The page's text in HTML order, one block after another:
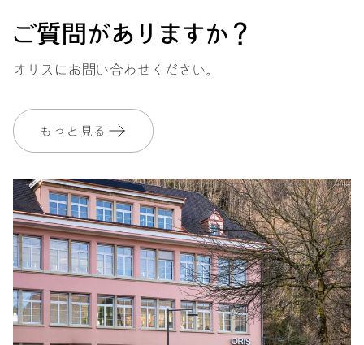
ご質問がありますか？
オリスにお問い合わせください。
もっと見る